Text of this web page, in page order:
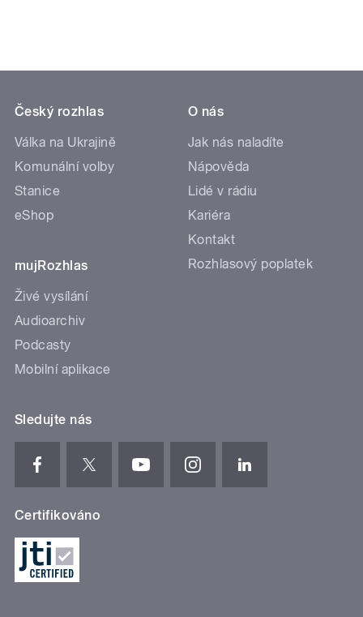
Český rozhlas
Válka na Ukrajině
Komunální volby
Stanice
eShop
mujRozhlas
Živé vysílání
Audioarchiv
Podcasty
Mobilní aplikace
O nás
Jak nás naladíte
Nápověda
Lidé v rádiu
Kariéra
Kontakt
Rozhlasový poplatek
Sledujte nás
Certifikováno